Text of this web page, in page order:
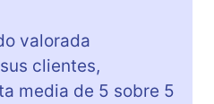
valorada
clientes,
media de 5 sobre 5